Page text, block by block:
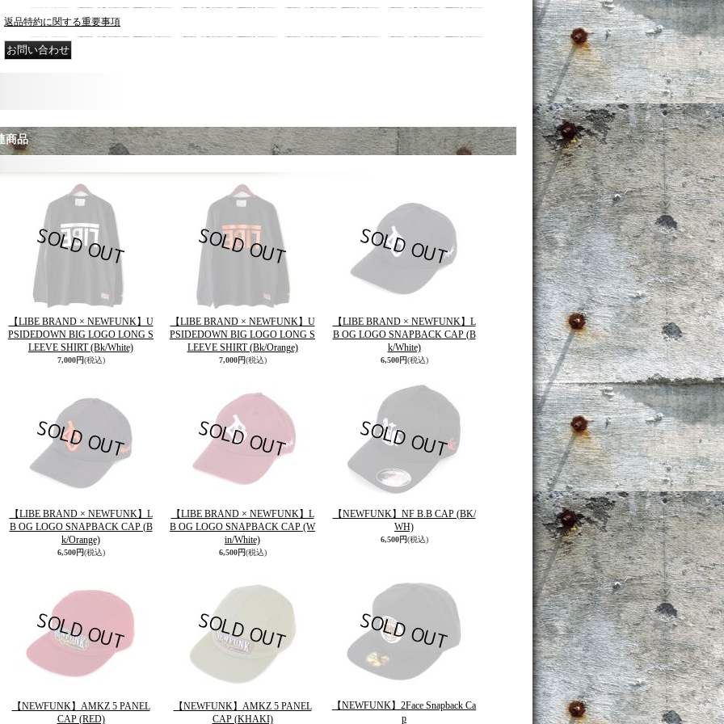
返品特約に関する重要事項
商品
【LIBE BRAND × NEWFUNK】U
PSIDEDOWN BIG LOGO LONG S
LEEVE SHIRT (Bk/White)
7,000円(税込)
【LIBE BRAND × NEWFUNK】U
PSIDEDOWN BIG LOGO LONG S
LEEVE SHIRT (Bk/Orange)
7,000円(税込)
【LIBE BRAND × NEWFUNK】L
B OG LOGO SNAPBACK CAP (B
k/White)
6,500円(税込)
【LIBE BRAND × NEWFUNK】L
B OG LOGO SNAPBACK CAP (B
k/Orange)
6,500円(税込)
【LIBE BRAND × NEWFUNK】L
B OG LOGO SNAPBACK CAP (W
in/White)
6,500円(税込)
【NEWFUNK】NF B.B CAP (BK/
WH)
6,500円(税込)
【NEWFUNK】AMKZ 5 PANEL
CAP (RED)
【NEWFUNK】AMKZ 5 PANEL
CAP (KHAKI)
【NEWFUNK】2Face Snapback Ca
p